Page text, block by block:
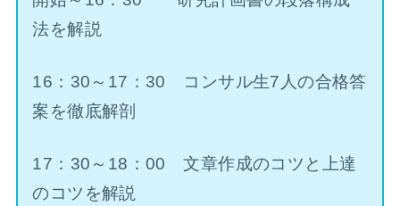
法を解説
16：30～17：30 コンサル生7人の合格答
案を徹底解剖
17：30～18：00 文章作成のコツと上達
のコツを解説